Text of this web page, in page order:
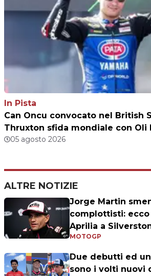
In Pista
Can Oncu convocato nel British
Thruxton sfida mondiale con Oli
05 agosto 2026
ALTRE NOTIZIE
Jorge Martin
complottisti:
Aprilia a
MOTOGP
Due debutti ed
sono i volti nuovi